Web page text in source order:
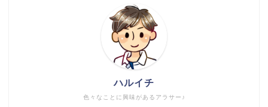
色々なことに興味があるアラサー♪
ハルイチ